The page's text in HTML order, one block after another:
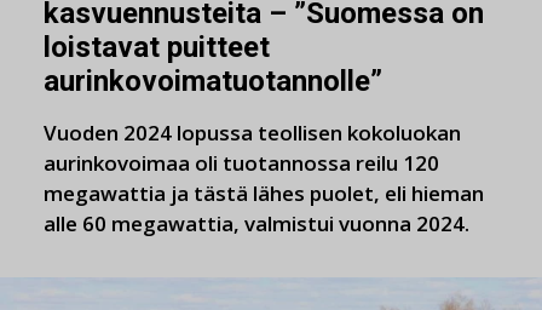
kasvuennusteita – ”Suomessa on
loistavat puitteet
aurinkovoimatuotannolle”
Vuoden 2024 lopussa teollisen kokoluokan
aurinkovoimaa oli tuotannossa reilu 120
megawattia ja tästä lähes puolet, eli hieman
alle 60 megawattia, valmistui vuonna 2024.